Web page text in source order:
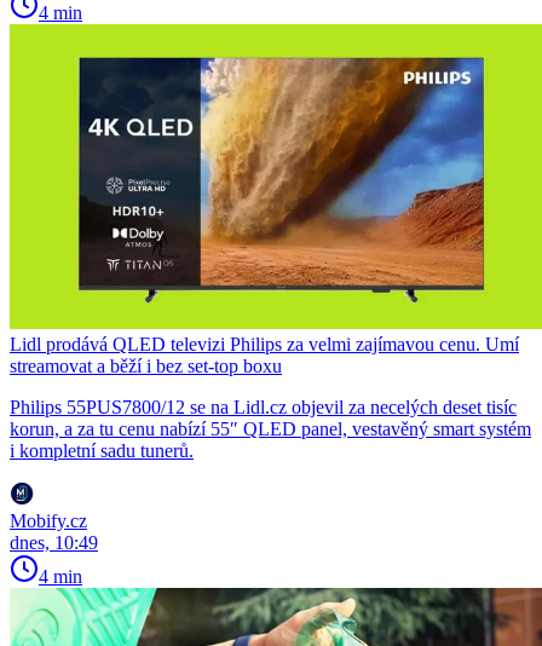
4 min
Lidl prodává QLED televizi Philips za velmi zajímavou cenu. Umí
streamovat a běží i bez set-top boxu
Philips 55PUS7800/12 se na Lidl.cz objevil za necelých deset tisíc
korun, a za tu cenu nabízí 55″ QLED panel, vestavěný smart systém
i kompletní sadu tunerů.
Mobify.cz
dnes, 10:49
4 min